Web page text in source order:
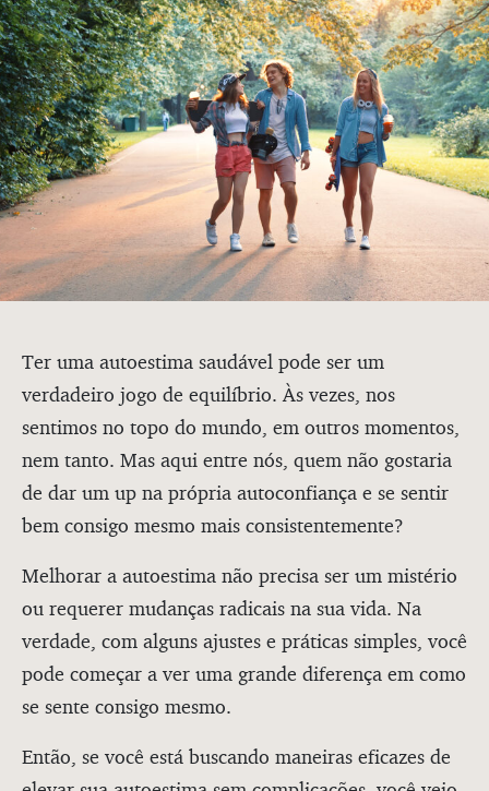
Ter uma autoestima saudável pode ser um
verdadeiro jogo de equilíbrio. Às vezes, nos
sentimos no topo do mundo, em outros momentos,
nem tanto. Mas aqui entre nós, quem não gostaria
de dar um up na própria autoconfiança e se sentir
bem consigo mesmo mais consistentemente?
Melhorar a autoestima não precisa ser um mistério
ou requerer mudanças radicais na sua vida. Na
verdade, com alguns ajustes e práticas simples, você
pode começar a ver uma grande diferença em como
se sente consigo mesmo.
Então, se você está buscando maneiras eficazes de